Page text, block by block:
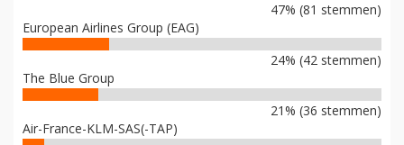
47% (81 stemmen)
European Airlines Group (EAG)
24% (42 stemmen)
The Blue Group
21% (36 stemmen)
Air-France-KLM-SAS(-TAP)